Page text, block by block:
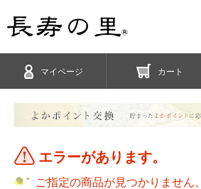
マイページ カート
エラーがあります。
ご指定の商品が見つかりません。